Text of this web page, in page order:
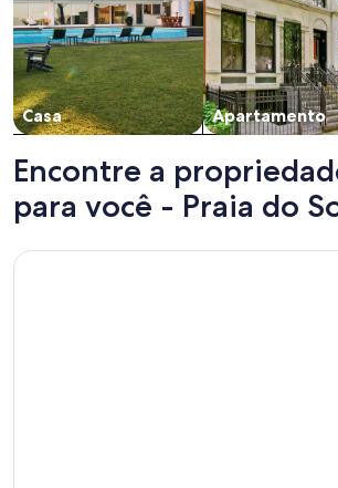
Casa Apartamento
Encontre a
para você - Praia do
Mais informações sobre CASA